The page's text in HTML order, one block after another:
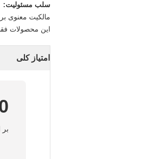
سلب مسئولیت:
مالکیت معنوی
این محصولات
امتیاز کلی
بر اساس